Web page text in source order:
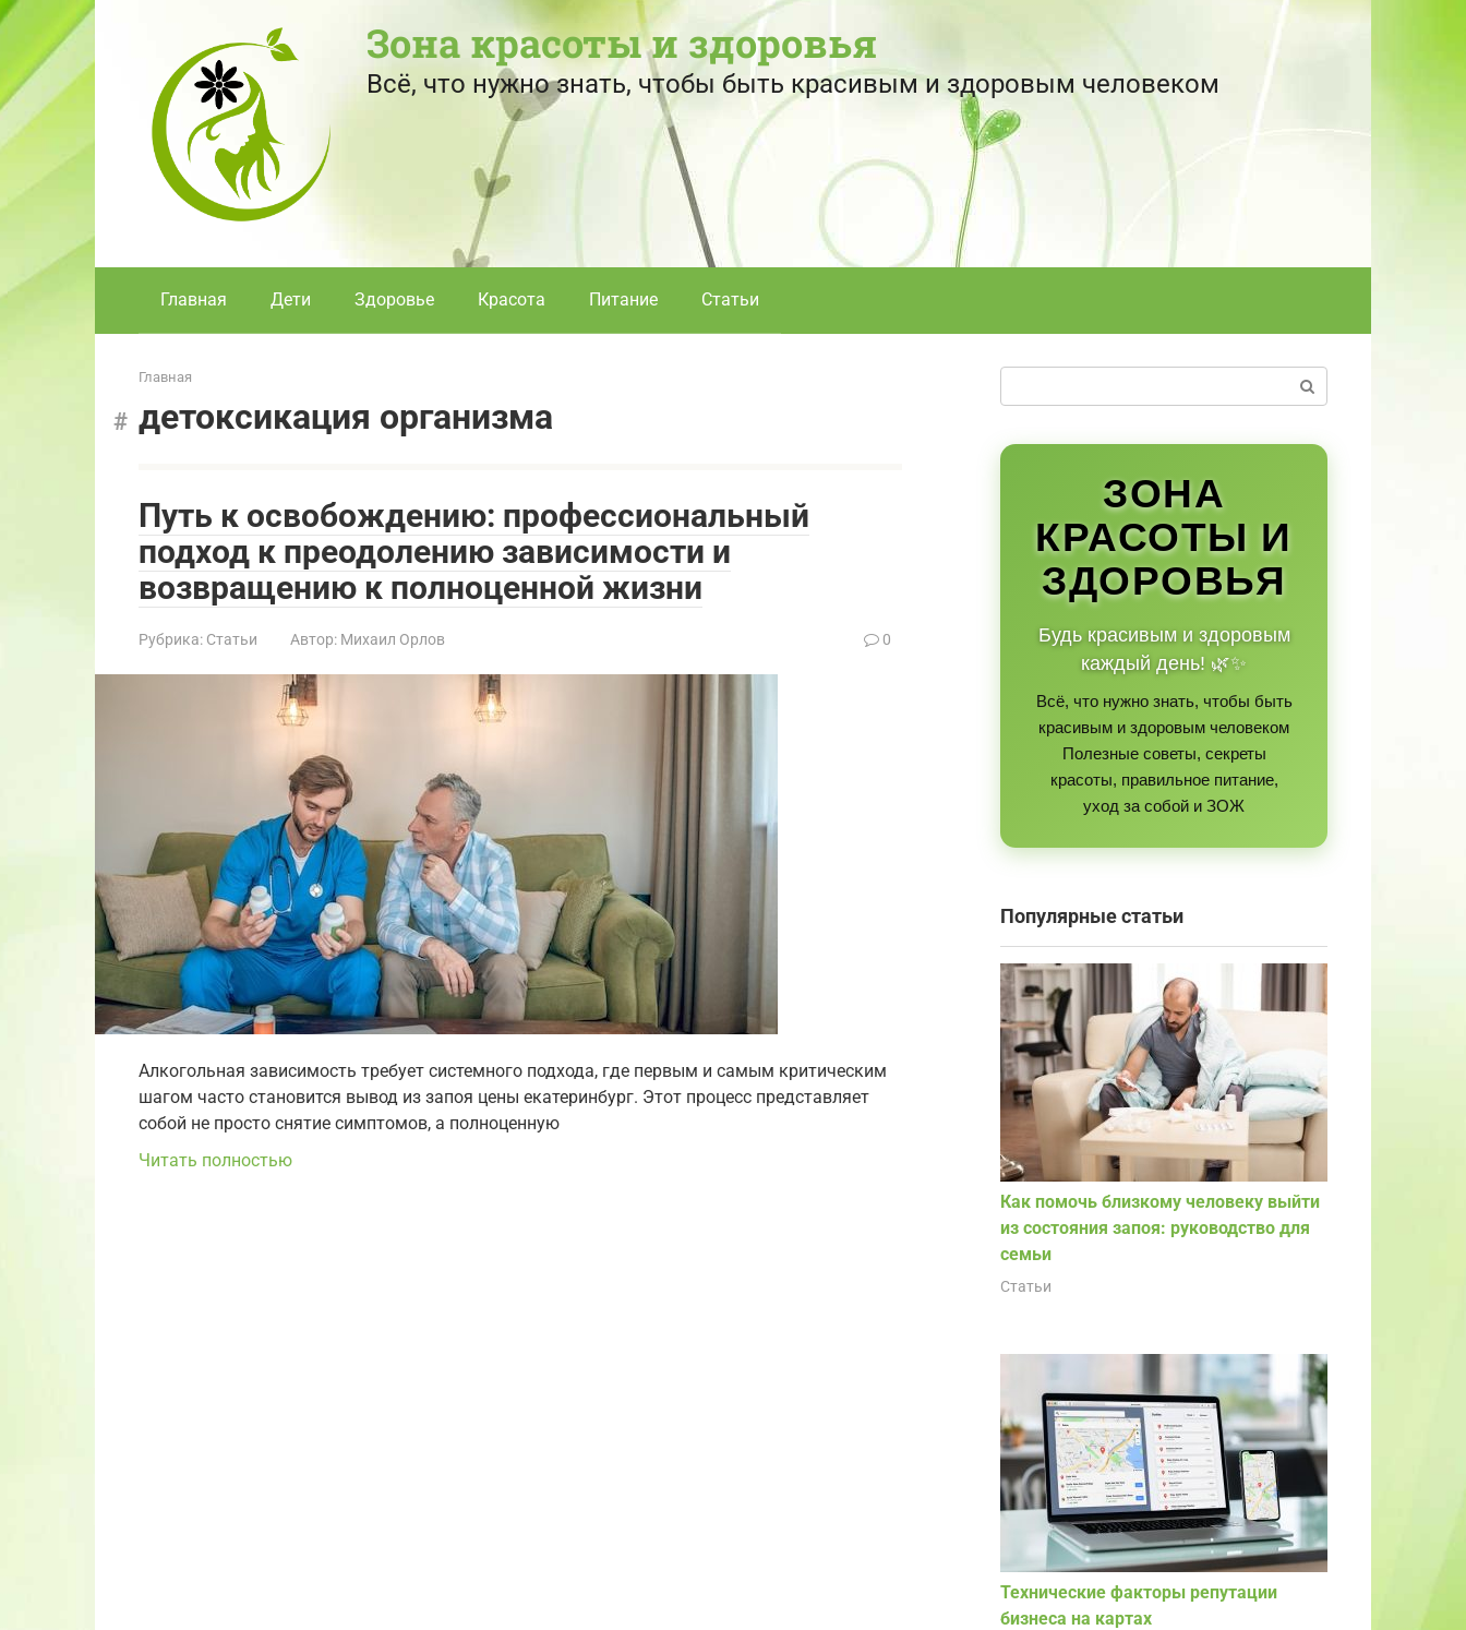
Перейти
контенту
Зона красоты и здоровья
Всё, что нужно знать, чтобы быть красивым и здоровым человеком
Главная Дети Здоровье Красота Питание Статьи
Главная
детоксикация организма
Путь к освобождению: профессиональный
подход к преодолению зависимости и
возвращению к полноценной жизни
Рубрика: Статьи Автор: Михаил Орлов 0
Алкогольная зависимость требует системного подхода, где первым и самым критическим
шагом часто становится вывод из запоя цены екатеринбург. Этот процесс представляет
собой не просто снятие симптомов, а полноценную
Читать полностью
ЗОНА
КРАСОТЫ И
ЗДОРОВЬЯ
Будь красивым и здоровым
каждый день! 🌿✨
Всё, что нужно знать, чтобы быть
красивым и здоровым человеком
Полезные советы, секреты
красоты, правильное питание,
уход за собой и ЗОЖ
Популярные статьи
Как помочь близкому человеку выйти
из состояния запоя: руководство для
семьи
Статьи
Технические факторы репутации
бизнеса на картах